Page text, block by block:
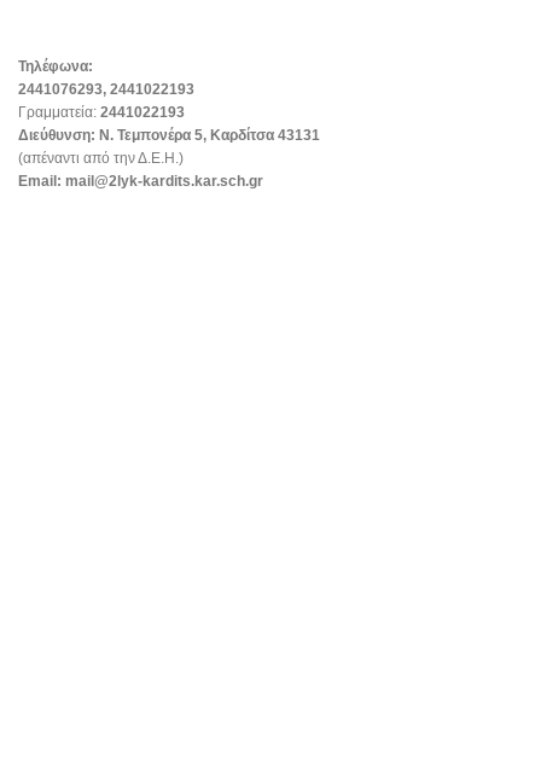
Τηλέφωνα:
2441076293, 2441022193
Γραμματεία: 2441022193
Διεύθυνση: Ν. Τεμπονέρα 5, Καρδίτσα 43131
(απέναντι από την Δ.Ε.Η.)
Email: mail@2lyk-kardits.kar.sch.gr